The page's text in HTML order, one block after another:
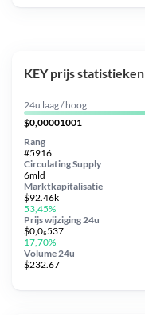
KEY prijs statistieken
24u laag / hoog
$0,00001001
Circulating Supply
6mld
Prijs wijziging 24u
$0,0₅537
17,70%
Marktkapitalisatie
$92.46k
53,45%
Volume 24u
$232.67
Rang
#5916